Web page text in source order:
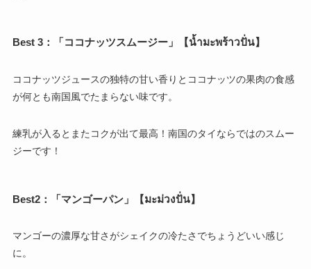
Best 3：「ココナッツスムージー」【น้ำมะพร้าวปั่น】
ココナッツジュースの独特の甘い香りとココナッツの果肉の食感
が何とも南国風でたまらない味です。
練乳が入るとまたコクが出て最高！南国のタイならではのスムー
ジーです！
Best2：「マンゴーパン」【มะม่วงปั่น】
マンゴーの濃厚な甘さがシェイクの冷たさでちょうどいい感じ
に。